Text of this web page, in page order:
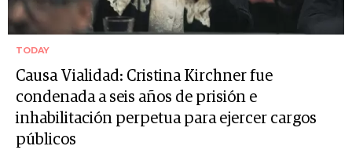
TODAY
Causa Vialidad: Cristina Kirchner fue
condenada a seis años de prisión e
inhabilitación perpetua para ejercer cargos
públicos